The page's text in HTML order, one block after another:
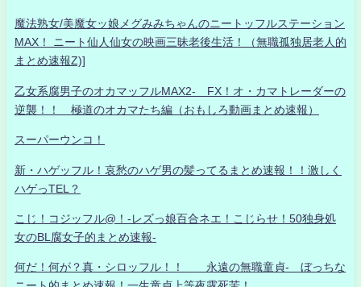
魔法熟女/美魔女ッ娘メグみみちゃんのニートッフルステーション
MAX！ ニート仙人仙女の映画三昧老後生活！（無職孤独居老人的
まとめ速報Z)]
乙女系腐男子のオカマッフルMAX2- FX！オ・カマトレーダーの
逆襲！！ 極道のオカマたち編（おもしろ動画まとめ速報）
スーパーウンコ！
新・ハゲッフル！哀愁のハゲ男の髪ってるまとめ速報！！激しく
ハゲっTEL？
こじ！コジッフル@！-レズっ娘百合ネエ！こじらせ！50独身処
女のBL腐女子的まとめ速報-
何だ！何が？真・シロッフル！！ 永遠の無職童貞- ぼっちな